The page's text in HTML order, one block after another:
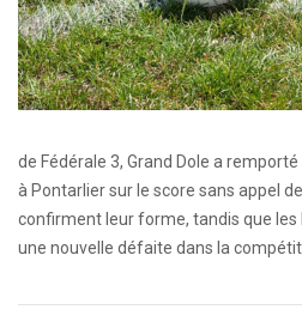
de Fédérale 3, Grand Dole a
à Pontarlier sur le score sans appel
confirment leur forme, tandis que
une nouvelle défaite dans la